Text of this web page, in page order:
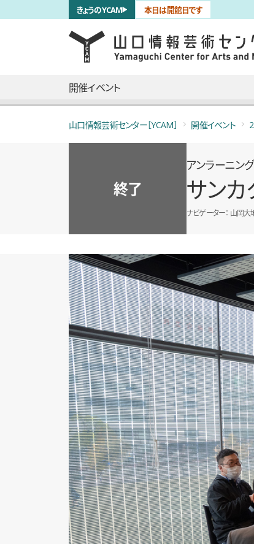
skip to main content 本日は開館日です
きょうのYCAM
言語を切り替える
メインナビゲーション
開催イベント
山口情報芸術センター［YCAM］ 開催イベント
終了
アンラーニン
サンカ
ナビゲーター 山岡大
全6枚のうち、1枚目のスライド